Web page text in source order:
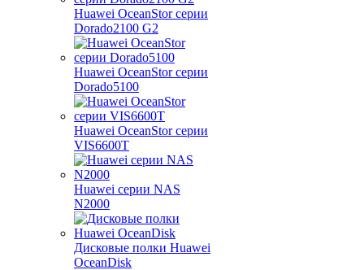
Huawei OceanStor серии
Dorado2100 G2
Huawei OceanStor серии
Dorado5100
Huawei OceanStor серии
VIS6600T
Huawei серии NAS
N2000
Дисковые полки Huawei
OceanDisk